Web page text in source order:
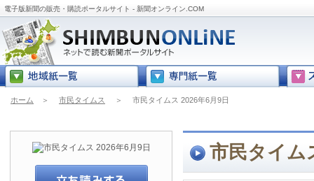
電子版新聞の販売・購読ポータルサイト - 新聞オンライン.COM
ホーム ＞ 市民タイムス ＞ 市民タイムス 2026年6月9日
市民タイム